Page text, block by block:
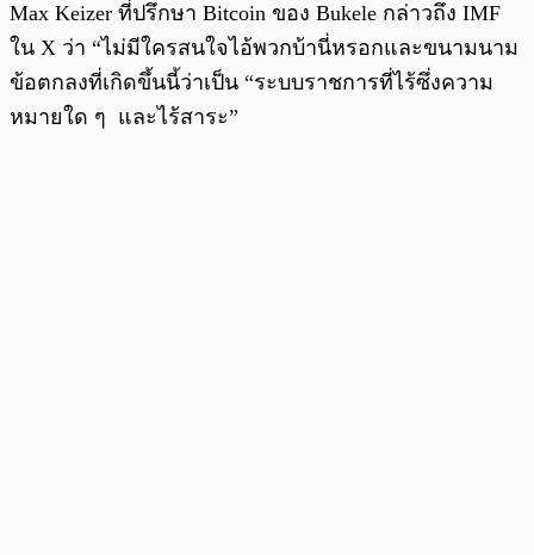
Max Keizer ที่ปรึกษา Bitcoin ของ Bukele กล่าวถึง IMF
ใน X ว่า “ไม่มีใครสนใจไอ้พวกบ้านี่หรอกและขนามนาม
ข้อตกลงที่เกิดขึ้นนี้ว่าเป็น “ระบบราชการที่ไร้ซึ่งความ
หมายใด ๆ และไร้สาระ”